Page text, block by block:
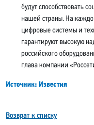
будут способствовать
нашей страны. На
цифровые системы и
гарантируют высокую
российского
глава компании
Источник: Известия
Возврат к списку